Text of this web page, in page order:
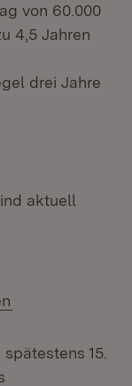
von 60.000
4,5 Jahren
drei Jahre
aktuell
15.